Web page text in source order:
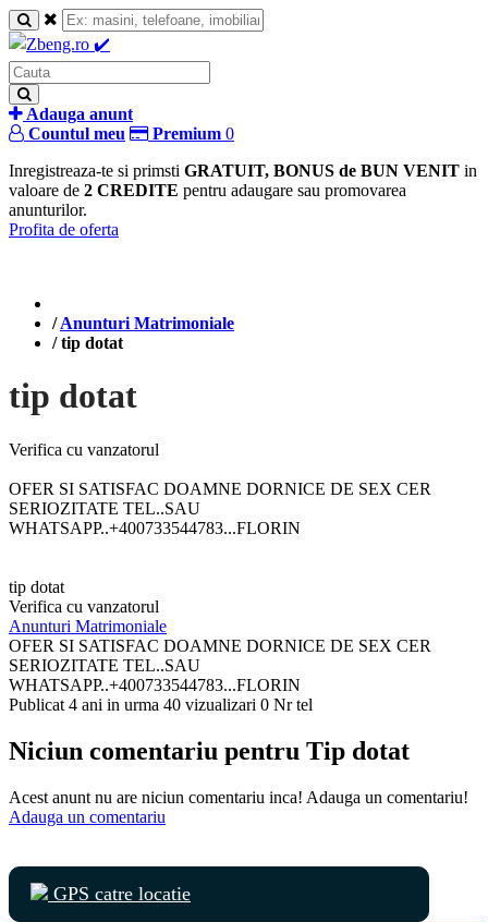
Adauga anunt
Countul meu
Premium 0
Inregistreaza-te si primsti GRATUIT, BONUS de BUN VENIT in
valoare de 2 CREDITE pentru adaugare sau promovarea
anunturilor.
Profita de oferta
/ Anunturi Matrimoniale
/ tip dotat
tip dotat
Verifica cu vanzatorul
OFER SI SATISFAC DOAMNE DORNICE DE SEX CER
SERIOZITATE TEL..SAU
WHATSAPP..+400733544783...FLORIN
tip dotat
Verifica cu vanzatorul
Anunturi Matrimoniale
OFER SI SATISFAC DOAMNE DORNICE DE SEX CER
SERIOZITATE TEL..SAU
WHATSAPP..+400733544783...FLORIN
Publicat 4 ani in urma 40 vizualizari 0 Nr tel
Niciun comentariu pentru Tip dotat
Acest anunt nu are niciun comentariu inca! Adauga un comentariu!
Adauga un comentariu
GPS catre locatie